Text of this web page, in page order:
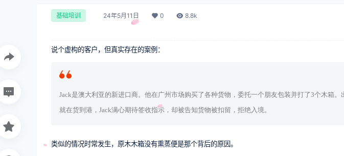
基础培训 24年5月11日 0 8.8k
说个虚构的客户，但真实存在的案例：
Jack是澳大利亚的新进口商。他在广州市场购买了各种货物，委托一个朋友包装并打了3个木箱。
就在货到港，Jack满心期待签收指示，却被告知货物被扣留，拒绝入境。
类似的情况时常发生，原木木箱没有熏蒸便是那个背后的原因。